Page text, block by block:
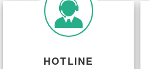
HOTLINE
Vauxhall Ersatzteile